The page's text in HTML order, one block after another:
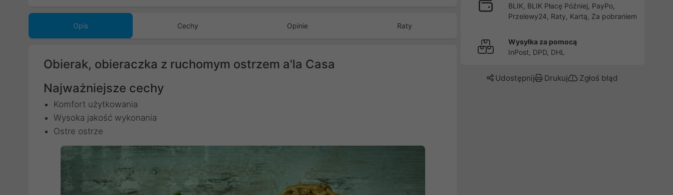
Opis Cechy Opinie Raty
Obierak, obieraczka z ruchomym ostrzem a'la Casa
Najważniejsze cechy
Komfort użytkowania
Wysoka jakość wykonania
Ostre ostrze
BLIK, BLIK Płacę Później, PayPo,
Przelewy24, Raty, Kartą, Za pobraniem
Wysyłka za pomocą
InPost, DPD, DHL
Udostępnij Drukuj Zgłoś błąd